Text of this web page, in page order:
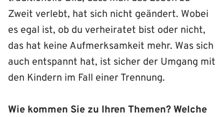
Zweit verlebt, hat sich nicht geändert. Wobei
es egal ist, ob du verheiratet bist oder nicht,
das hat keine Aufmerksamkeit mehr. Was sich
auch entspannt hat, ist sicher der Umgang mit
den Kindern im Fall einer Trennung.
Wie kommen Sie zu Ihren Themen? Welche